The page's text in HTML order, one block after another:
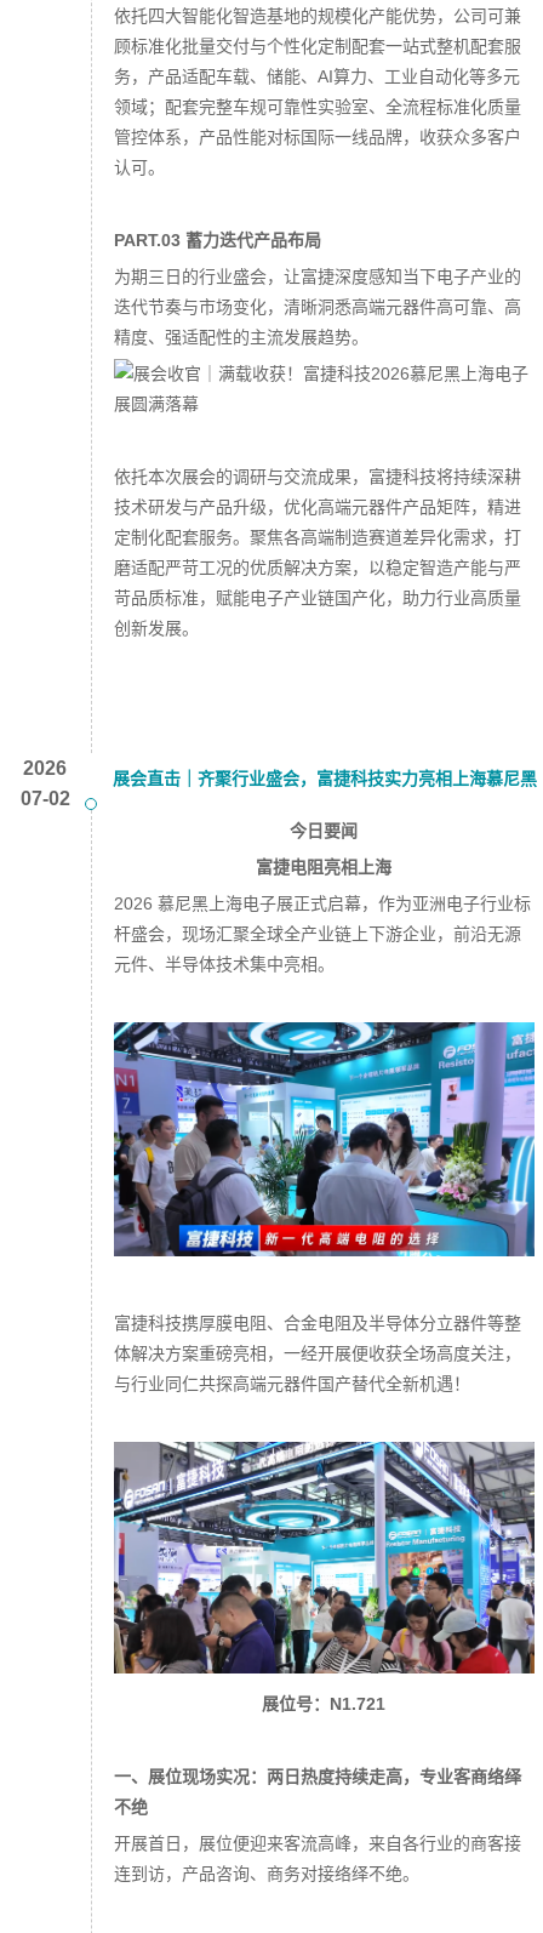
依托四大智能化智造基地的规模化产能优势，公司可兼
顾标准化批量交付与个性化定制配套一站式整机配套服
务，产品适配车载、储能、AI算力、工业自动化等多元
领域；配套完整车规可靠性实验室、全流程标准化质量
管控体系，产品性能对标国际一线品牌，收获众多客户
认可。
PART.03 蓄力迭代产品布局
为期三日的行业盛会，让富捷深度感知当下电子产业的
迭代节奏与市场变化，清晰洞悉高端元器件高可靠、高
精度、强适配性的主流发展趋势。
依托本次展会的调研与交流成果，富捷科技将持续深耕
技术研发与产品升级，优化高端元器件产品矩阵，精进
定制化配套服务。聚焦各高端制造赛道差异化需求，打
磨适配严苛工况的优质解决方案，以稳定智造产能与严
苛品质标准，赋能电子产业链国产化，助力行业高质量
创新发展。
2026
07-02
展会直击｜齐聚行业盛会，富捷科技实力亮相上海慕尼黑
今日要闻
富捷电阻亮相上海
2026 慕尼黑上海电子展正式启幕，作为亚洲电子行业标
杆盛会，现场汇聚全球全产业链上下游企业，前沿无源
元件、半导体技术集中亮相。
富捷科技携厚膜电阻、合金电阻及半导体分立器件等整
体解决方案重磅亮相，一经开展便收获全场高度关注，
与行业同仁共探高端元器件国产替代全新机遇！
展位号：N1.721
一、展位现场实况：两日热度持续走高，专业客商络绎
不绝
开展首日，展位便迎来客流高峰，来自各行业的商客接
连到访，产品咨询、商务对接络绎不绝。